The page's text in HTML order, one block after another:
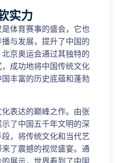
实力
体育赛事的盛会，它也
与发展，提升了中国的
京奥运会通过其独特的
成功地将中国传统文化
丰富的历史底蕴和蓬勃
表达的巅峰之作。由张
了中国五千年文明的深
，将传统文化和当代艺
了震撼的视觉盛宴。通